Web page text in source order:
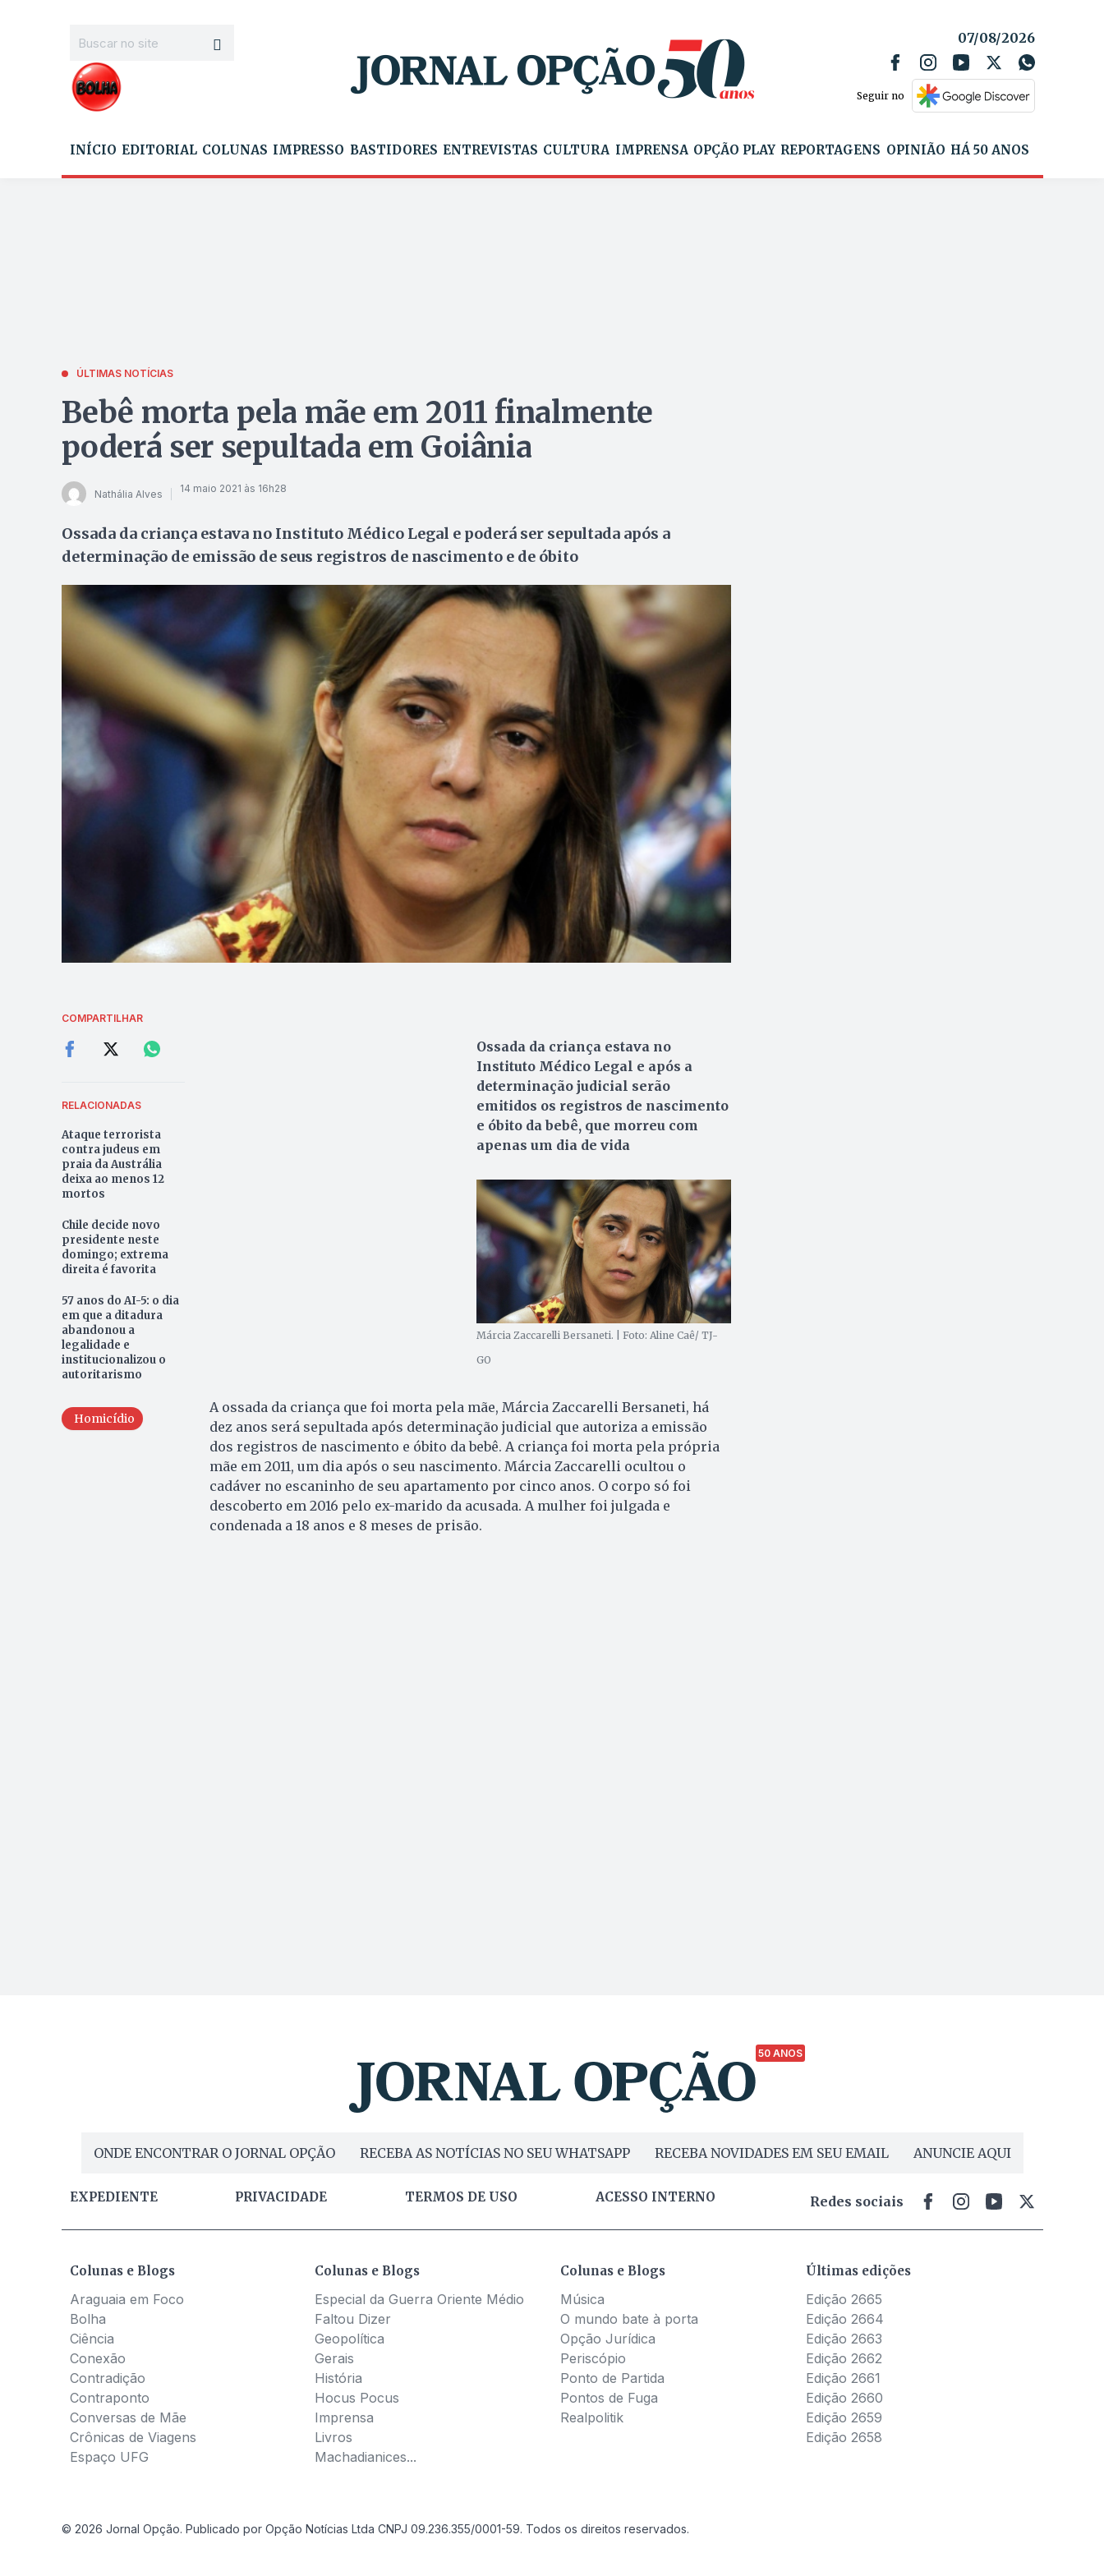
07/08/2026
Seguir no
INÍCIO EDITORIAL COLUNAS IMPRESSO BASTIDORES ENTREVISTAS CULTURA IMPRENSA OPÇÃO PLAY REPORTAGENS OPINIÃO HÁ 50 ANOS
ÚLTIMAS NOTÍCIAS
Bebê morta pela mãe em 2011 finalmente
poderá ser sepultada em Goiânia
Nathália Alves 14 maio 2021 às 16h28
Ossada da criança estava no Instituto Médico Legal e poderá ser sepultada após a
determinação de emissão de seus registros de nascimento e de óbito
COMPARTILHAR
RELACIONADAS
Ataque terrorista
contra judeus em
praia da Austrália
deixa ao menos 12
mortos
Chile decide novo
presidente neste
domingo; extrema
direita é favorita
57 anos do AI-5: o dia
em que a ditadura
abandonou a
legalidade e
institucionalizou o
autoritarismo
Homicídio
Ossada da criança estava no
Instituto Médico Legal e após a
determinação judicial serão
emitidos os registros de nascimento
e óbito da bebê, que morreu com
apenas um dia de vida
Márcia Zaccarelli Bersaneti. | Foto: Aline Caê/ TJ-
GO
A ossada da criança que foi morta pela mãe, Márcia Zaccarelli Bersaneti, há
dez anos será sepultada após determinação judicial que autoriza a emissão
dos registros de nascimento e óbito da bebê. A criança foi morta pela própria
mãe em 2011, um dia após o seu nascimento. Márcia Zaccarelli ocultou o
cadáver no escaninho de seu apartamento por cinco anos. O corpo só foi
descoberto em 2016 pelo ex-marido da acusada. A mulher foi julgada e
condenada a 18 anos e 8 meses de prisão.
50 ANOS
ONDE ENCONTRAR O JORNAL OPÇÃO RECEBA AS NOTÍCIAS NO SEU WHATSAPP RECEBA NOVIDADES EM SEU EMAIL ANUNCIE AQUI
EXPEDIENTE PRIVACIDADE TERMOS DE USO ACESSO INTERNO Redes sociais
Colunas e Blogs
Araguaia em Foco
Bolha
Ciência
Conexão
Contradição
Contraponto
Conversas de Mãe
Crônicas de Viagens
Espaço UFG
Colunas e Blogs
Especial da Guerra Oriente Médio
Faltou Dizer
Geopolítica
Gerais
História
Hocus Pocus
Imprensa
Livros
Machadianices...
Colunas e Blogs
Música
O mundo bate à porta
Opção Jurídica
Periscópio
Ponto de Partida
Pontos de Fuga
Realpolitik
Últimas edições
Edição 2665
Edição 2664
Edição 2663
Edição 2662
Edição 2661
Edição 2660
Edição 2659
Edição 2658
© 2026 Jornal Opção. Publicado por Opção Notícias Ltda CNPJ 09.236.355/0001-59. Todos os direitos reservados.